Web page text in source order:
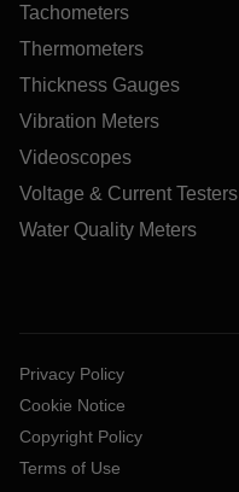
Tachometers
Thermometers
Thickness Gauges
Vibration Meters
Videoscopes
Voltage & Current Testers
Water Quality Meters
Privacy Policy
Cookie Notice
Copyright Policy
Terms of Use